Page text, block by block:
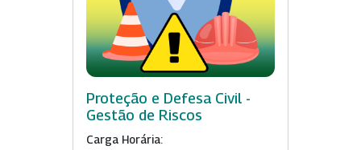
Proteção e Defesa Civil -
Gestão de Riscos
Carga Horária: